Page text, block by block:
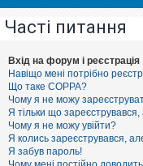
Р
є
с
т
р
а
ц
і
я
Часті питання
Вхід на форум і реєстрація
Навіщо мені потрібно
Що таке COPPA?
Чому я не можу
Я тільки що
Чому я не можу увійти?
Я колись зареєструвався,
Я забув пароль!